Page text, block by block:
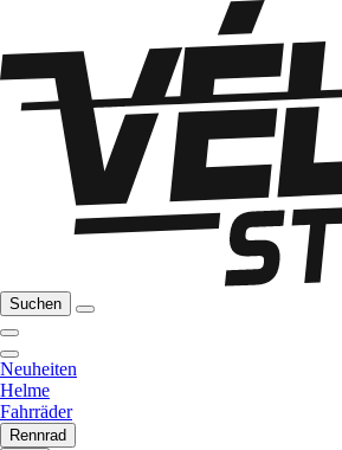
Suchen
Neuheiten
Helme
Fahrräder
Rennrad